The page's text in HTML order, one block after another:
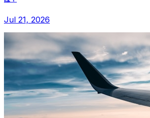
Jul 21, 2026